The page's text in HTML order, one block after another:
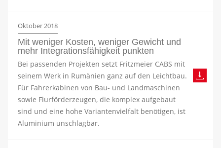
Oktober 2018
Mit weniger Kosten, weniger Gewicht und
mehr Integrationsfähigkeit punkten
Bei passenden Projekten setzt Fritzmeier CABS mit
seinem Werk in Rumänien ganz auf den Leichtbau.
Für Fahrerkabinen von Bau- und Landmaschinen
sowie Flurförderzeugen, die komplex aufgebaut
sind und eine hohe Variantenvielfalt benötigen, ist
Aluminium unschlagbar.